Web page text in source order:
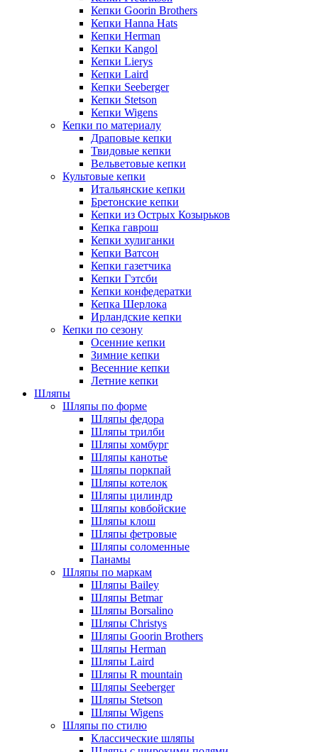
Кепки Goorin Brothers
Кепки Hanna Hats
Кепки Herman
Кепки Kangol
Кепки Lierys
Кепки Laird
Кепки Seeberger
Кепки Stetson
Кепки Wigens
Кепки по материалу
Драповые кепки
Твидовые кепки
Вельветовые кепки
Культовые кепки
Итальянские кепки
Бретонские кепки
Кепки из Острых Козырьков
Кепка гаврош
Кепки хулиганки
Кепки Ватсон
Кепки газетчика
Кепки Гэтсби
Кепки конфедератки
Кепка Шерлока
Ирландские кепки
Кепки по сезону
Осенние кепки
Зимние кепки
Весенние кепки
Летние кепки
Шляпы
Шляпы по форме
Шляпы федора
Шляпы трилби
Шляпы хомбург
Шляпы канотье
Шляпы поркпай
Шляпы котелок
Шляпы цилиндр
Шляпы ковбойские
Шляпы клош
Шляпы фетровые
Шляпы соломенные
Панамы
Шляпы по маркам
Шляпы Bailey
Шляпы Betmar
Шляпы Borsalino
Шляпы Christys
Шляпы Goorin Brothers
Шляпы Herman
Шляпы Laird
Шляпы R mountain
Шляпы Seeberger
Шляпы Stetson
Шляпы Wigens
Шляпы по стилю
Классические шляпы